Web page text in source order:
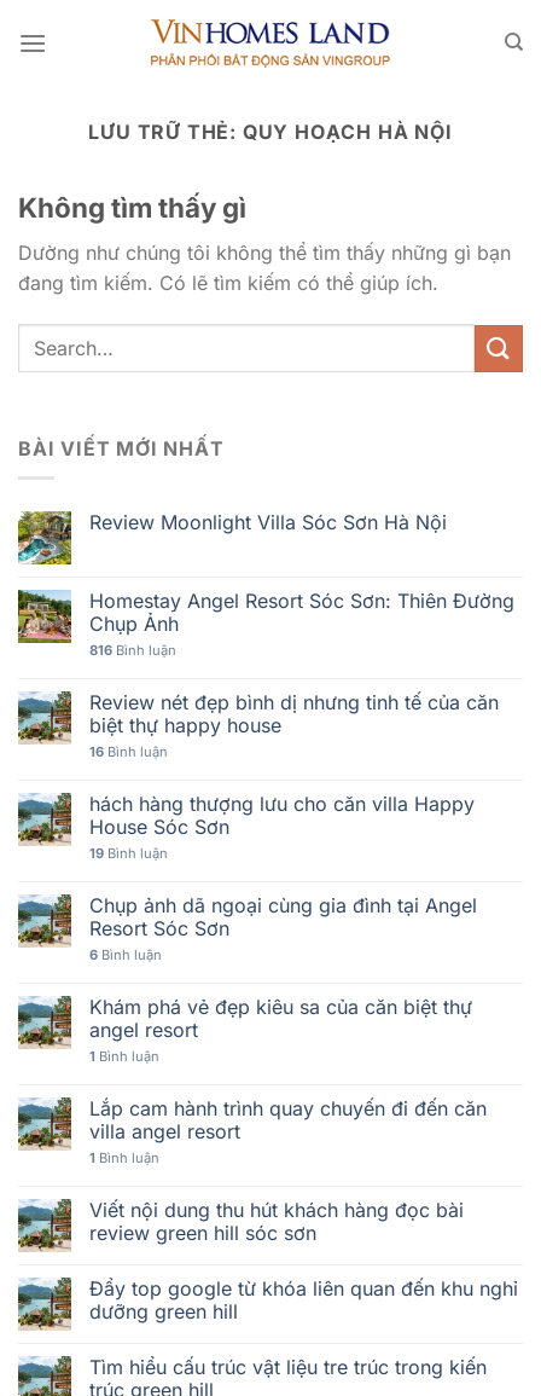
qua
LƯU TRỮ THẺ: QUY HOẠCH HÀ NỘI
Không tìm thấy gì
Dường như chúng tôi không thể tìm thấy những gì bạn
đang tìm kiếm. Có lẽ tìm kiếm có thể giúp ích.
BÀI VIẾT MỚI NHẤT
Review Moonlight Villa Sóc Sơn Hà Nội
Homestay Angel Resort Sóc Sơn: Thiên Đường
Chụp Ảnh
816 Bình luận
Review nét đẹp bình dị nhưng tinh tế của căn
biệt thự happy house
16 Bình luận
hách hàng thượng lưu cho căn villa Happy
House Sóc Sơn
19 Bình luận
Chụp ảnh dã ngoại cùng gia đình tại Angel
Resort Sóc Sơn
6 Bình luận
Khám phá vẻ đẹp kiêu sa của căn biệt thự
angel resort
1 Bình luận
Lắp cam hành trình quay chuyến đi đến căn
villa angel resort
1 Bình luận
Viết nội dung thu hút khách hàng đọc bài
review green hill sóc sơn
Đẩy top google từ khóa liên quan đến khu nghỉ
dưỡng green hill
Tìm hiểu cấu trúc vật liệu tre trúc trong kiến
trúc green hill